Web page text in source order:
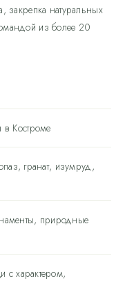
закрепка натуральных
из более 20
Костроме
гранат, изумруд,
природные
с характером,